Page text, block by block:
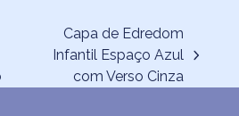
next
post:
Capa de Edredom
Infantil Espaço Azul
com Verso Cinza